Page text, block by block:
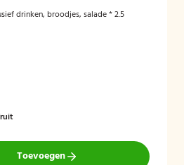
drinken, broodjes, salade * 2.5
Toevoegen